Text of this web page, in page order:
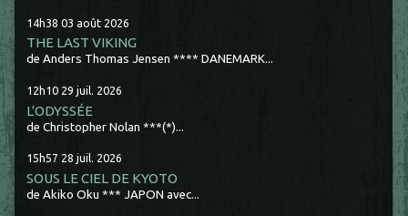
14h38 03 août 2026
THE LAST VIKING
de Anders Thomas Jensen **** DANEMARK...
12h10 29 juil. 2026
L'ODYSSÉE
de Christopher Nolan ***(*)...
15h57 28 juil. 2026
SOUS LE CIEL DE KYOTO
de Akiko Oku *** JAPON avec...